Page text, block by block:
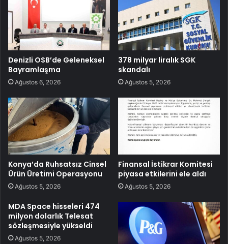
Denizli OSB’de Geleneksel
Bayramlaşma
Ağustos 6, 2026
378 milyar liralık SGK
skandalı
Ağustos 5, 2026
Konya’da Ruhsatsız Cinsel
Ürün Üretimi Operasyonu
Ağustos 5, 2026
Finansal İstikrar Komitesi
piyasa etkilerini ele aldı
Ağustos 5, 2026
MDA Space hisseleri 474
milyon dolarlık Telesat
sözleşmesiyle yükseldi
Ağustos 5, 2026